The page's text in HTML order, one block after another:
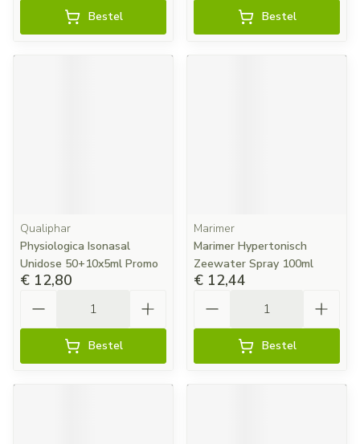
Bestel Bestel
Qualiphar
Physiologica Isonasal
Unidose 50+10x5ml Promo
€ 12,80
Bestel
Marimer
Marimer Hypertonisch
Zeewater Spray 100ml
€ 12,44
Bestel